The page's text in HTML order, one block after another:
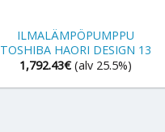
ILMALÄMPÖPUMPPU
TOSHIBA HAORI DESIGN 13
1,792.43€ (alv 25.5%)